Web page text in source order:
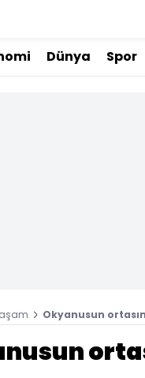
Dünya Spor
Okyanusun